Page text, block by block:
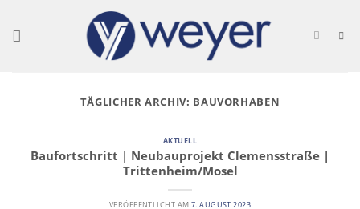
content
TÄGLICHER ARCHIV: BAUVORHABEN
AKTUELL
Baufortschritt | Neubauprojekt Clemensstraße |
Trittenheim/Mosel
VERÖFFENTLICHT AM 7. AUGUST 2023